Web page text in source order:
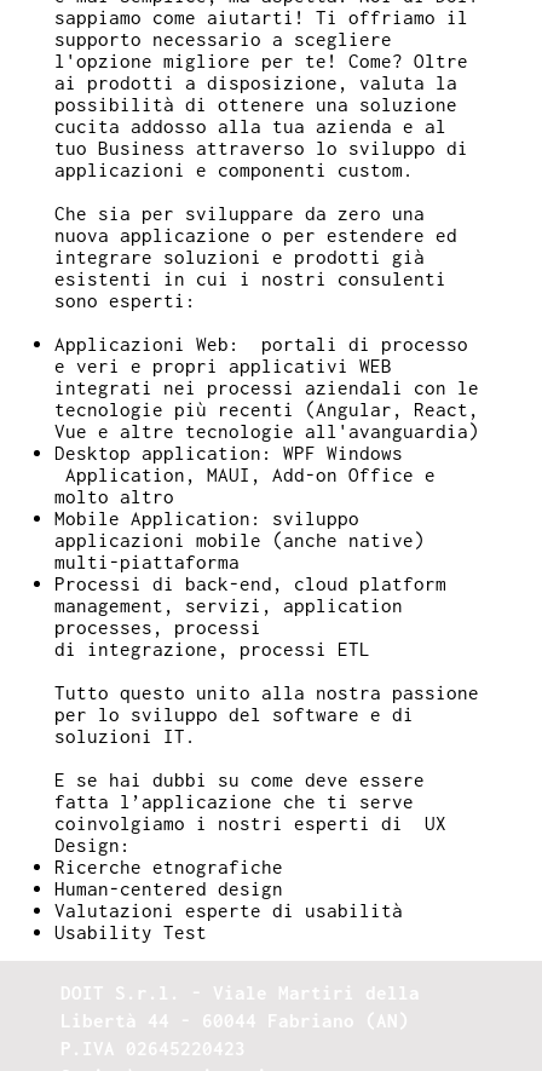
sappiamo come aiutarti! Ti offriamo il
supporto necessario a scegliere
l'opzione migliore per te! Come? Oltre
ai prodotti a disposizione, valuta la
possibilità di ottenere una soluzione
cucita addosso alla tua azienda e al
tuo Business attraverso lo sviluppo di
applicazioni e componenti custom.
Che sia per sviluppare da zero una
nuova applicazione o per estendere ed
integrare soluzioni e prodotti già
esistenti in cui i nostri consulenti
sono esperti:
Applicazioni Web: portali di processo
e veri e propri applicativi WEB
integrati nei processi aziendali con le
tecnologie più recenti (Angular, React,
Vue e altre tecnologie all'avanguardia)
Desktop application: WPF Windows
Application, MAUI, Add-on Office e
molto altro
Mobile Application: sviluppo
applicazioni mobile (anche native)
multi-piattaforma
Processi di back-end, cloud platform
management, servizi, application
processes, processi
di integrazione, processi ETL
Tutto questo unito alla nostra passione
per lo sviluppo del software e di
soluzioni IT​.
E se hai dubbi su come deve essere
fatta l’applicazione che ti serve
coinvolgiamo i nostri esperti di UX
Design:
Ricerche etnografiche
Human-centered design
Valutazioni esperte di usabilità
Usability Test
DOIT S.r.l. - Viale Martiri della
Libertà 44 - 60044 Fabriano (AN)
P.IVA 02645220423